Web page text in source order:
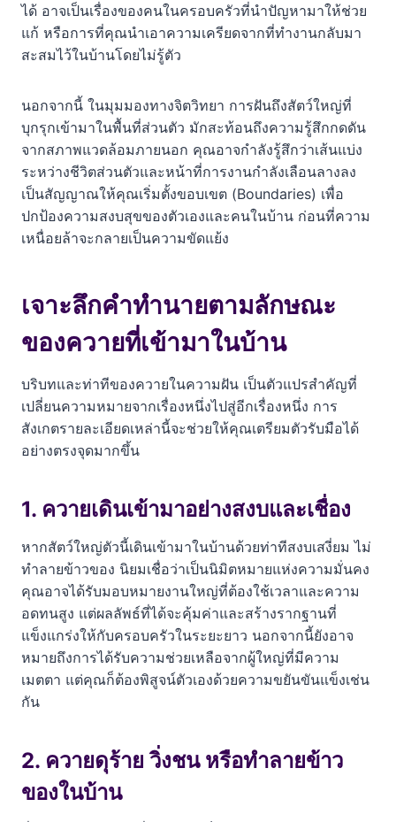
ฝันว่าถูกควายไล่ขวิด
ฝันว่าได้ขี่ควาย
ฝันเห็นควายแช่น้ำหรือปลักโคลน
ผลกระทบ 4 มิติ: งาน เงิน ความรัก และสุขภาพจิต
บทสรุปและวิธีรับมือเมื่อฝันเห็นควายเดินเข้าบ้าน
ตัวเลขนำโชค
เรื่องแนะนำ
ได้ อาจเป็นเรื่องของคนในครอบครัวที่นำปัญหามาให้ช่วย
แก้ หรือการที่คุณนำเอาความเครียดจากที่ทำงานกลับมา
สะสมไว้ในบ้านโดยไม่รู้ตัว
นอกจากนี้ ในมุมมองทางจิตวิทยา การฝันถึงสัตว์ใหญ่ที่
บุกรุกเข้ามาในพื้นที่ส่วนตัว มักสะท้อนถึงความรู้สึกกดดัน
จากสภาพแวดล้อมภายนอก คุณอาจกำลังรู้สึกว่าเส้นแบ่ง
ระหว่างชีวิตส่วนตัวและหน้าที่การงานกำลังเลือนลางลง
เป็นสัญญาณให้คุณเริ่มตั้งขอบเขต (Boundaries) เพื่อ
ปกป้องความสงบสุขของตัวเองและคนในบ้าน ก่อนที่ความ
เหนื่อยล้าจะกลายเป็นความขัดแย้ง
เจาะลึกคำทำนายตามลักษณะ
ของควายที่เข้ามาในบ้าน
บริบทและท่าทีของควายในความฝัน เป็นตัวแปรสำคัญที่
เปลี่ยนความหมายจากเรื่องหนึ่งไปสู่อีกเรื่องหนึ่ง การ
สังเกตรายละเอียดเหล่านี้จะช่วยให้คุณเตรียมตัวรับมือได้
อย่างตรงจุดมากขึ้น
1. ควายเดินเข้ามาอย่างสงบและเชื่อง
หากสัตว์ใหญ่ตัวนี้เดินเข้ามาในบ้านด้วยท่าทีสงบเสงี่ยม ไม่
ทำลายข้าวของ นิยมเชื่อว่าเป็นนิมิตหมายแห่งความมั่นคง
คุณอาจได้รับมอบหมายงานใหญ่ที่ต้องใช้เวลาและความ
อดทนสูง แต่ผลลัพธ์ที่ได้จะคุ้มค่าและสร้างรากฐานที่
แข็งแกร่งให้กับครอบครัวในระยะยาว นอกจากนี้ยังอาจ
หมายถึงการได้รับความช่วยเหลือจากผู้ใหญ่ที่มีความ
เมตตา แต่คุณก็ต้องพิสูจน์ตัวเองด้วยความขยันขันแข็งเช่น
กัน
2. ควายดุร้าย วิ่งชน หรือทำลายข้าว
ของในบ้าน